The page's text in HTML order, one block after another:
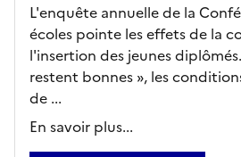
L'enquête annuelle de la
écoles pointe les effets de la
l'insertion des jeunes
restent bonnes », les
de ...
En savoir plus...